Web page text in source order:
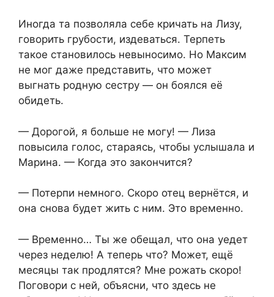
Иногда та позволяла себе кричать на Лизу,
говорить грубости, издеваться. Терпеть
такое становилось невыносимо. Но Максим
не мог даже представить, что может
выгнать родную сестру — он боялся её
обидеть.
— Дорогой, я больше не могу! — Лиза
повысила голос, стараясь, чтобы услышала и
Марина. — Когда это закончится?
— Потерпи немного. Скоро отец вернётся, и
она снова будет жить с ним. Это временно.
— Временно… Ты же обещал, что она уедет
через неделю! А теперь что? Может, ещё
месяцы так продлятся? Мне рожать скоро!
Поговори с ней, объясни, что здесь не